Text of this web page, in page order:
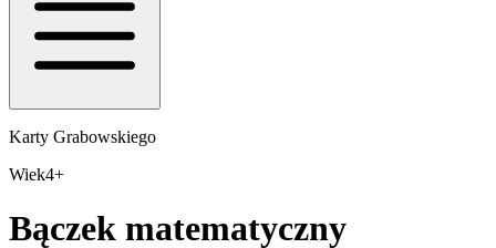
Karty Grabowskiego
Wiek4+
Bączek matematyczny